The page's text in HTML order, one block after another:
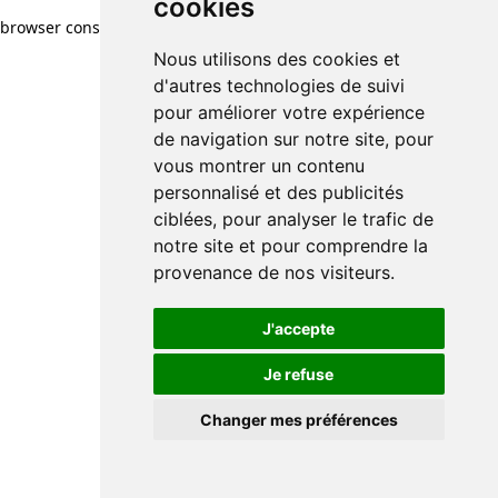
cookies
Nous utilisons des cookies et
d'autres technologies de suivi
pour améliorer votre expérience
de navigation sur notre site, pour
vous montrer un contenu
personnalisé et des publicités
ciblées, pour analyser le trafic de
notre site et pour comprendre la
provenance de nos visiteurs.
J'accepte
Je refuse
Changer mes préférences
browser console for more information)